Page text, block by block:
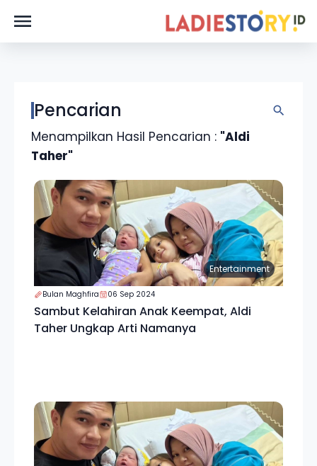
Pencarian
Menampilkan Hasil Pencarian : "Aldi
Taher"
Entertainment
Bulan Maghfira 06 Sep 2024
Sambut Kelahiran Anak Keempat, Aldi
Taher Ungkap Arti Namanya